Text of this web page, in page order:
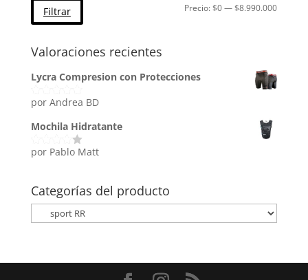
Precio
Precio
Filtrar Precio:$0—$8.990.000
Valoraciones recientes
Lycra Compresion con Protecciones
Valorado
por Andrea BD
Mochila Hidratante
Valorado
por Pablo Matt
Categorías del producto